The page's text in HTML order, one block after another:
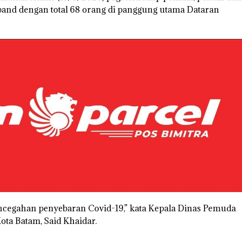
dengan total 68 orang di panggung utama Dataran
penyebaran Covid-19,” kata Kepala Dinas Pemuda
Batam, Said Khaidar.